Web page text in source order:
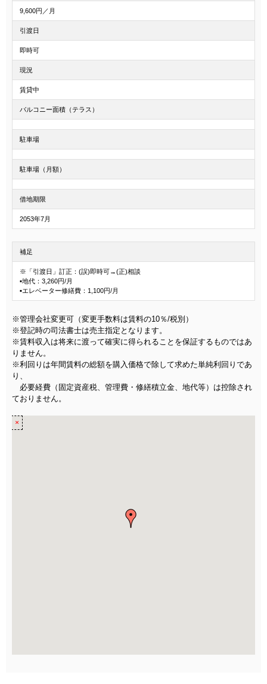
9,600円／月
引渡日
即時可
現況
賃貸中
バルコニー面積（テラス）
駐車場
駐車場（月額）
借地期限
2053年7月
補足
※「引渡日」訂正：(誤)即時可→(正)相談
▪地代：3,260円/月
▪エレベーター修繕費：1,100円/月
※管理会社変更可（変更手数料は賃料の10％/税別）
※登記時の司法書士は売主指定となります。
※賃料収入は将来に渡って確実に得られることを保証するものではあ
りません。
※利回りは年間賃料の総額を購入価格で除して求めた単純利回りであ
り、
必要経費（固定資産税、管理費・修繕積立金、地代等）は控除され
ておりません。